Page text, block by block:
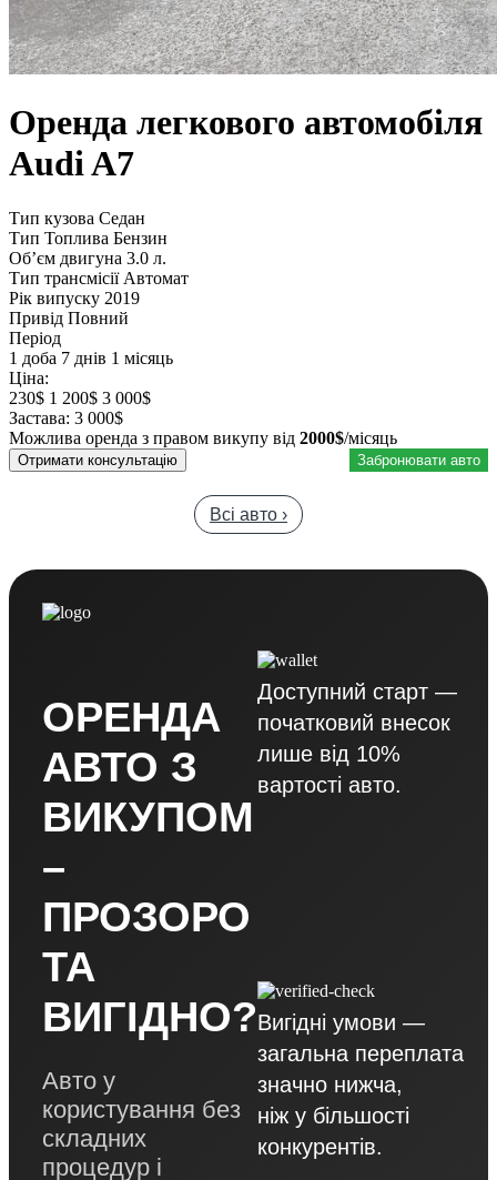
Оренда легкового автомобіля
Audi A7
Тип кузова Седан
Тип Топлива Бензин
Обʼєм двигуна 3.0 л.
Тип трансмісії Автомат
Рік випуску 2019
Привід Повний
Період
1 доба 7 днів 1 місяць
Ціна:
230$ 1 200$ 3 000$
Застава: 3 000$
Можлива оренда з правом викупу від 2000$/місяць
Отримати консультацію Забронювати авто
Всі авто ›
ОРЕНДА
АВТО З
ВИКУПОМ
–
ПРОЗОРО
ТА
ВИГІДНО?
Авто у
користування без
складних
процедур і
Доступний старт —
початковий внесок
лише від 10%
вартості авто.
Вигідні умови —
загальна переплата
значно нижча,
ніж у більшості
конкурентів.